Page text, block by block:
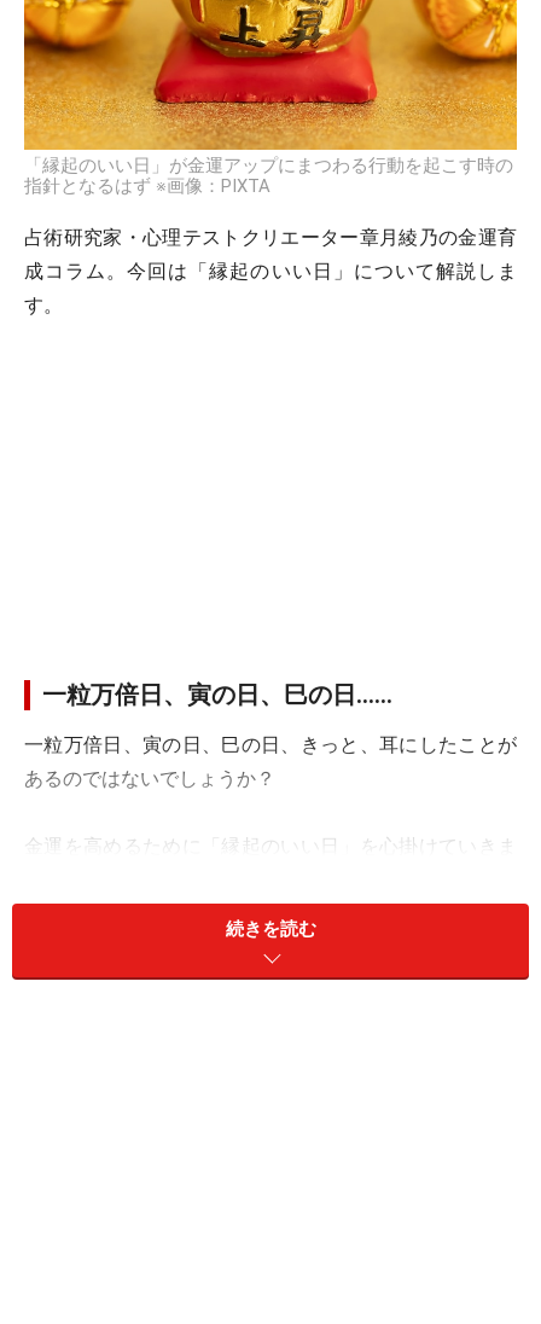
「縁起のいい日」が金運アップにまつわる行動を起こす時の
指針となるはず ※画像：PIXTA
占術研究家・心理テストクリエーター章月綾乃の金運育
成コラム。今回は「縁起のいい日」について解説しま
す。
一粒万倍日、寅の日、巳の日……
一粒万倍日、寅の日、巳の日、きっと、耳にしたことが
あるのではないでしょうか？
金運を高めるために「縁起のいい日」を心掛けていきま
ど、金運にまつわるアクションを起こす時の指針となる
続きを読む